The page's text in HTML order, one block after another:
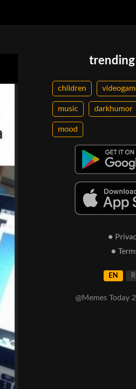
trending
children
music darkhumor
mood
●
●
EN
@Memes Today